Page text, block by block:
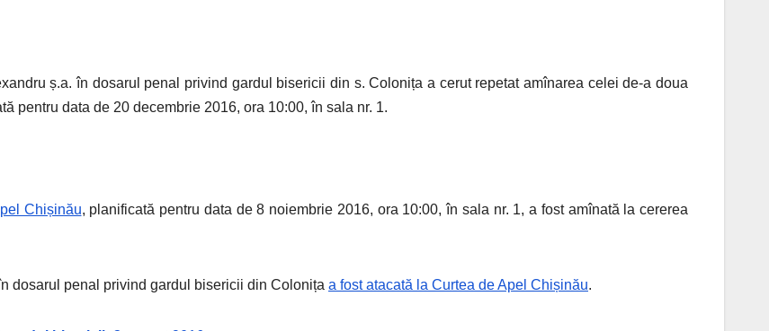
ș.a. în dosarul penal privind gardul bisericii din s. Colonița a cerut repetat amînarea celei de-a doua
pentru data de 20 decembrie 2016, ora 10:00, în sala nr. 1.
Chișinău, planificată pentru data de 8 noiembrie 2016, ora 10:00, în sala nr. 1, a fost amînată la cererea
dosarul penal privind gardul bisericii din Colonița a fost atacată la Curtea de Apel Chișinău.